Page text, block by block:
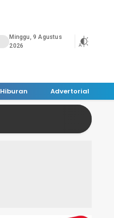
Minggu, 9 Agustus
2026
Hiburan Advertorial